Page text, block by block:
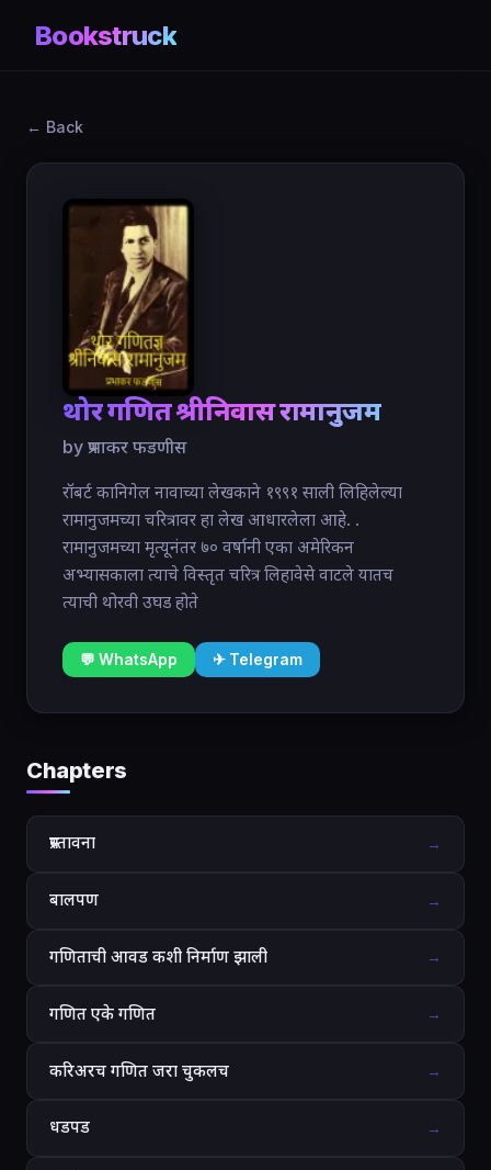
Bookstruck
← Back
थोर गणितज्ञ श्रीनिवास रामानुजम
by प्रभाकर फडणीस
रॉबर्ट कानिगेल नावाच्या लेखकाने १९९१ साली लिहिलेल्या
रामानुजमच्या चरित्रावर हा लेख आधारलेला आहे. .
रामानुजमच्या मृत्यूनंतर ७० वर्षानी एका अमेरिकन
अभ्यासकाला त्याचे विस्तृत चरित्र लिहावेसे वाटले यातच
त्याची थोरवी उघड होते
💬 WhatsApp ✈ Telegram
Chapters
प्रस्तावना →
बालपण →
गणिताची आवड कशी निर्माण झाली →
गणित एके गणित →
करिअरच गणित जरा चुकलच →
धडपड →